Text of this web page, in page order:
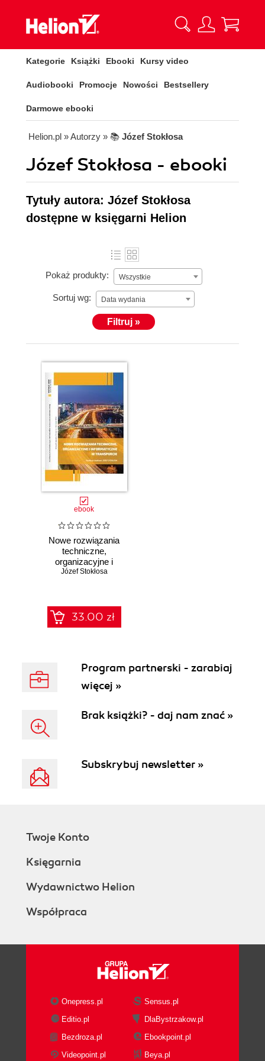
Kategorie Książki Ebooki Kursy video
Audiobooki Promocje Nowości Bestsellery
Darmowe ebooki
Helion.pl » Autorzy » 📚 Józef Stokłosa
Józef Stokłosa - ebooki
Tytuły autora: Józef Stokłosa
dostępne w księgarni Helion
Pokaż produkty: Wszystkie
Sortuj wg: Data wydania
Filtruj »
ebook
Nowe rozwiązania
techniczne,
organizacyjne i
informatyczne w
Józef Stokłosa
33.00 zł
Program partnerski - zarabiaj
więcej »
Brak książki? - daj nam znać »
Subskrybuj newsletter »
Twoje Konto
Księgarnia
Wydawnictwo Helion
Współpraca
Onepress.pl
Sensus.pl
Editio.pl
DlaBystrzakow.pl
Bezdroza.pl
Ebookpoint.pl
Videopoint.pl
Beya.pl